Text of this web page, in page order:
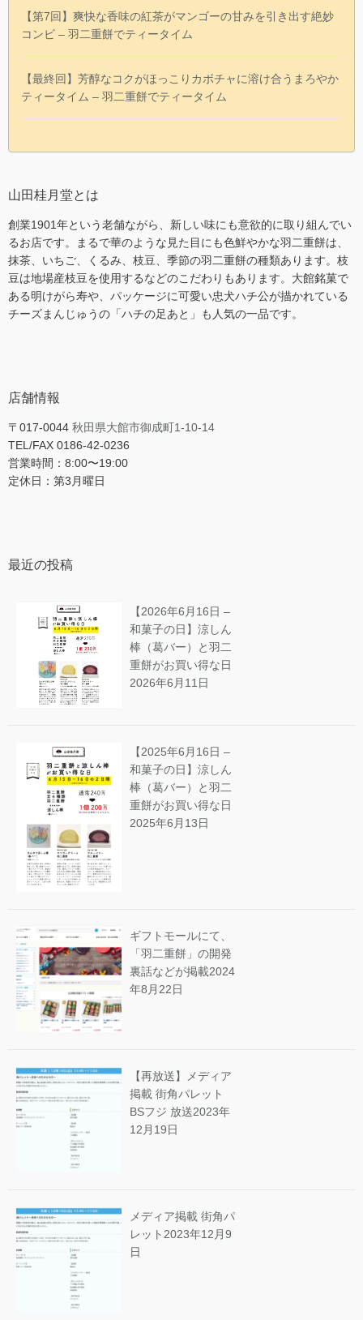
【第7回】爽快な香味の紅茶がマンゴーの甘みを引き出す絶妙
コンビ – 羽二重餅でティータイム
【最終回】芳醇なコクがほっこりカボチャに溶け合うまろやか
ティータイム – 羽二重餅でティータイム
山田桂月堂とは
創業1901年という老舗ながら、新しい味にも意欲的に取り組んでい
るお店です。まるで華のような見た目にも色鮮やかな羽二重餅は、
抹茶、いちご、くるみ、枝豆、季節の羽二重餅の種類あります。枝
豆は地場産枝豆を使用するなどのこだわりもあります。大館銘菓で
ある明けがら寿や、パッケージに可愛い忠犬ハチ公が描かれている
チーズまんじゅうの「ハチの足あと」も人気の一品です。
店舗情報
〒017-0044 秋田県大館市御成町1-10-14
TEL/FAX 0186-42-0236
営業時間：8:00〜19:00
定休日：第3月曜日
最近の投稿
【2026年6月16日 –
和菓子の日】涼しん
棒（葛バー）と羽二
重餅がお買い得な日
2026年6月11日
【2025年6月16日 –
和菓子の日】涼しん
棒（葛バー）と羽二
重餅がお買い得な日
2025年6月13日
ギフトモールにて、
「羽二重餅」の開発
裏話などが掲載2024
年8月22日
【再放送】メディア
掲載 街角パレット
BSフジ 放送2023年
12月19日
メディア掲載 街角パ
レット2023年12月9
日